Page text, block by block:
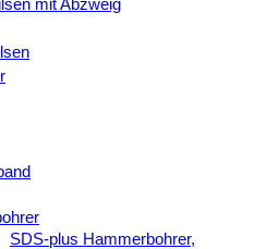
SDS-plus Hammerbohrer,